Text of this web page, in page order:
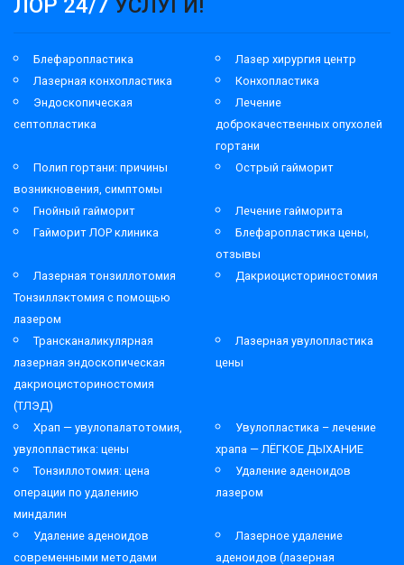
ЛОР 24/7 УСЛУГИ!
Блефаропластика
Лазер хирургия центр
Лазерная конхопластика
Конхопластика
Эндоскопическая
септопластика
Лечение
доброкачественных опухолей
гортани
Полип гортани: причины
возникновения, симптомы
Острый гайморит
Гнойный гайморит
Лечение гайморита
Гайморит ЛОР клиника
Блефаропластика цены,
отзывы
Лазерная тонзиллотомия
Тонзиллэктомия с помощью
лазером
Дакриоцисториностомия
Трансканаликулярная
лазерная эндоскопическая
дакриоцисториностомия
(ТЛЭД)
Лазерная увулопластика
цены
Храп — увулопалатотомия,
увулопластика: цены
Увулопластика – лечение
храпа — ЛЁГКОЕ ДЫХАНИЕ
Тонзиллотомия: цена
операции по удалению
миндалин
Удаление аденоидов
лазером
Удаление аденоидов
современными методами
Лазерное удаление
аденоидов (лазерная